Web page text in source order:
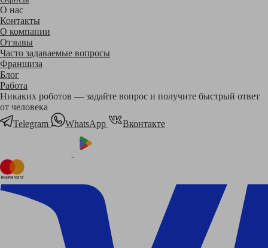
О нас
Контакты
О компании
Отзывы
Часто задаваемые вопросы
Франшиза
Блог
Работа
Никаких роботов — задайте вопрос и получите быстрый ответ
от человека
Telegram
WhatsApp Вконтакте